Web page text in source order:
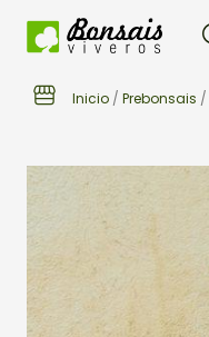
Inicio / Prebonsais /